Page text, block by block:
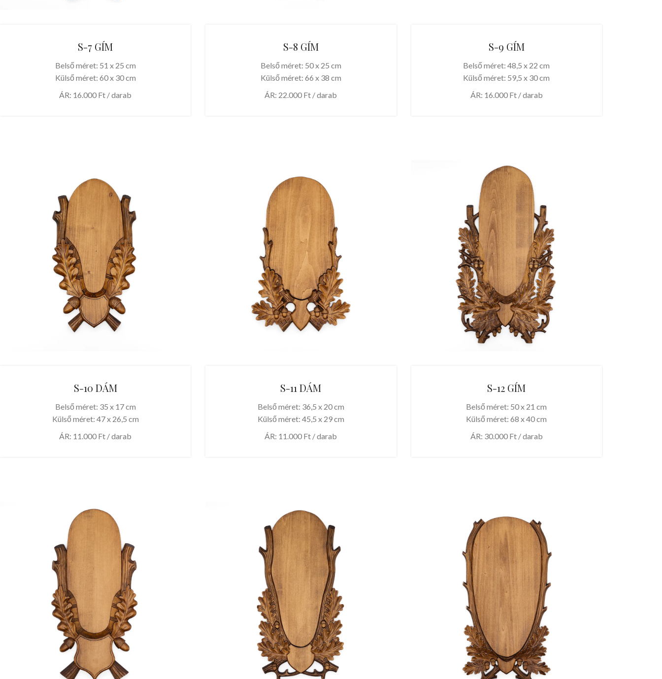
S-7 GÍM
Belső méret: 51 x 25 cm
Külső méret: 60 x 30 cm
ÁR: 16.000 Ft / darab
S-8 GÍM
Belső méret: 50 x 25 cm
Külső méret: 66 x 38 cm
ÁR: 22.000 Ft / darab
S-9 GÍM
Belső méret: 48,5 x 22 cm
Külső méret: 59,5 x 30 cm
ÁR: 16.000 Ft / darab
S-10 DÁM
Belső méret: 35 x 17 cm
Külső méret: 47 x 26,5 cm
ÁR: 11.000 Ft / darab
S-11 DÁM
Belső méret: 36,5 x 20 cm
Külső méret: 45,5 x 29 cm
ÁR: 11.000 Ft / darab
S-12 GÍM
Belső méret: 50 x 21 cm
Külső méret: 68 x 40 cm
ÁR: 30.000 Ft / darab